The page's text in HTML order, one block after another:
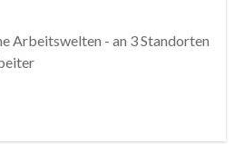
Arbeitswelten - an 3 Standorten